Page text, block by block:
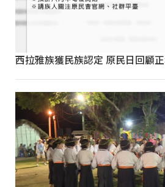
西拉雅族獲民族認定 原民日回顧